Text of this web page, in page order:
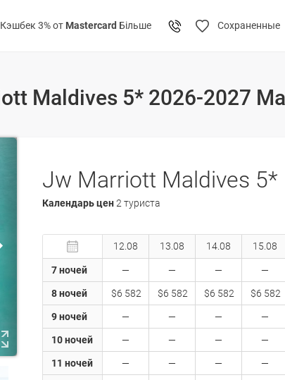
Кэшбек 3% от Mastercard Більше Сохраненные
Jw Marriott Maldives 5*
Календарь цен2 туриста
7 ночей
8 ночей
9 ночей
10 ночей
11 ночей
12.08 13.08 14.08 15.08
$6 582 $6 582 $6 582 $6 582